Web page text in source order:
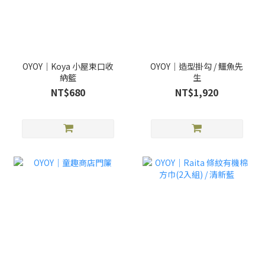
OYOY｜Koya 小屋束口收
納籃
NT$680
OYOY｜造型掛勾 / 鱷魚先
生
NT$1,920